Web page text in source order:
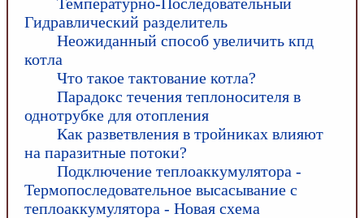
Гидравлический разделитель
Неожиданный способ увеличить кпд
котла
Что такое тактование котла?
Парадокс течения теплоносителя в
однотрубке для отопления
Как разветвления в тройниках влияют
на паразитные потоки?
Подключение теплоаккумулятора -
Термопоследовательное высасывание с
теплоаккумулятора - Новая схема